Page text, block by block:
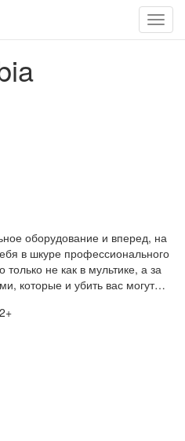
оборудование и вперед, на
в шкуре профессионального
не как в мультике, а за
которые и убить вас могут…